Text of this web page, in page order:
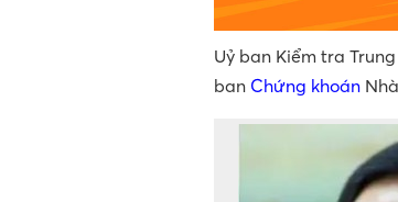
Uỷ ban Kiểm tra
ban Chứng khoán